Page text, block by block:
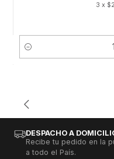
3 x
Cantidad
DESPACHO A
Recibe tu pedido en la
a todo el País.